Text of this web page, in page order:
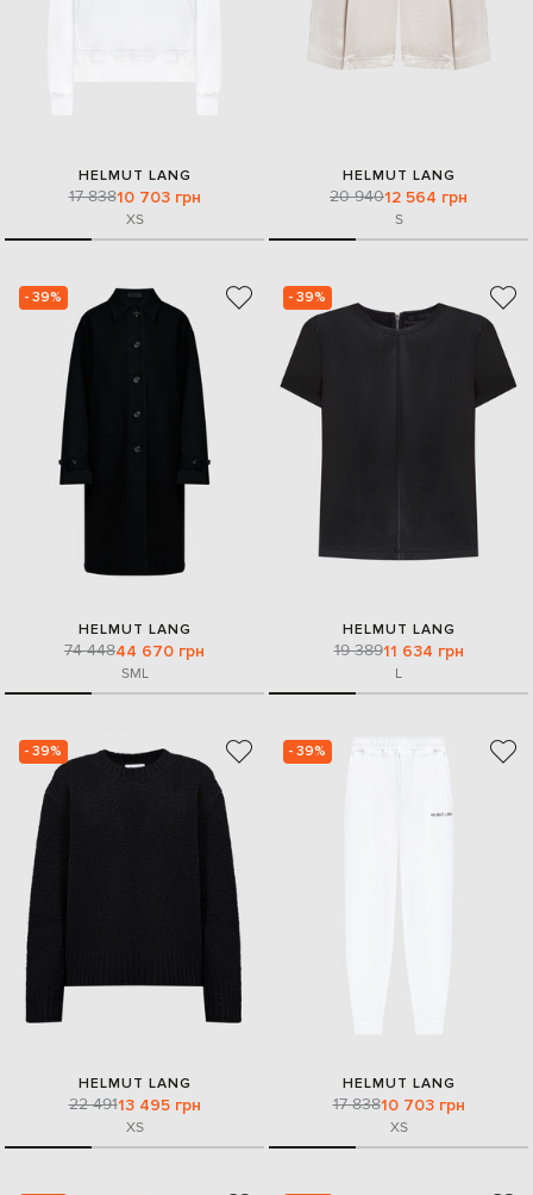
HELMUT LANG
17 83810 703 грн
XS
HELMUT LANG
20 94012 564 грн
S
- 39%
HELMUT LANG
74 44844 670 грн
SML
- 39%
HELMUT LANG
19 38911 634 грн
L
- 39%
HELMUT LANG
22 49113 495 грн
XS
- 39%
HELMUT LANG
17 83810 703 грн
XS